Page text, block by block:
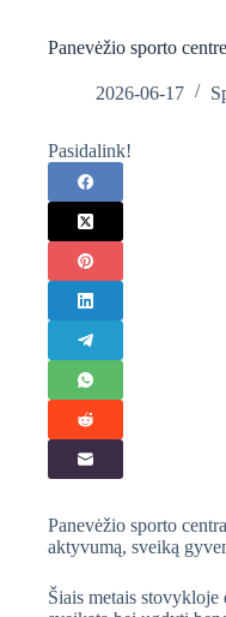
Panevėžio sporto
2026-06-17
Pasidalink!
Panevėžio sporto
aktyvumą, sveiką
Šiais metais